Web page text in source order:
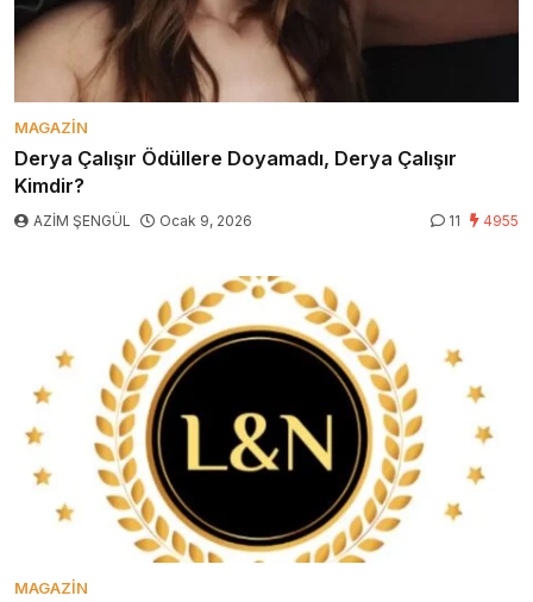
MAGAZIN
Derya Çalışır Ödüllere Doyamadı, Derya Çalışır
Kimdir?
AZİM ŞENGÜL Ocak 9, 2026 11 4955
MAGAZIN